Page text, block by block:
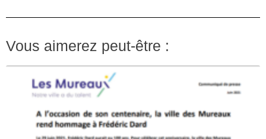
Vous aimerez peut-être :